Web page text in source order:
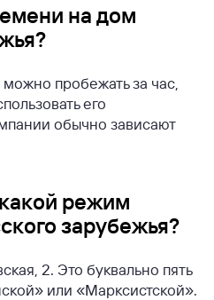
на дом
пробежать за час,
его
обычно зависают
режим
зарубежья?
2. Это буквально пять
или «Марксистской».